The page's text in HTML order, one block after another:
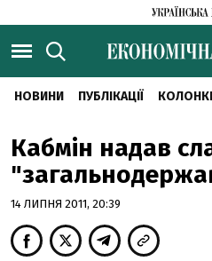
НОВИНИ ПУБЛІКАЦІЇ
Кабмін надав
14 ЛИПНЯ 2011, 20:39